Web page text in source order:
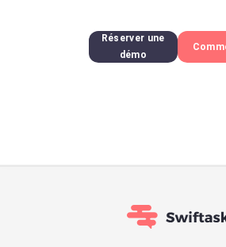
Réserver une
démo